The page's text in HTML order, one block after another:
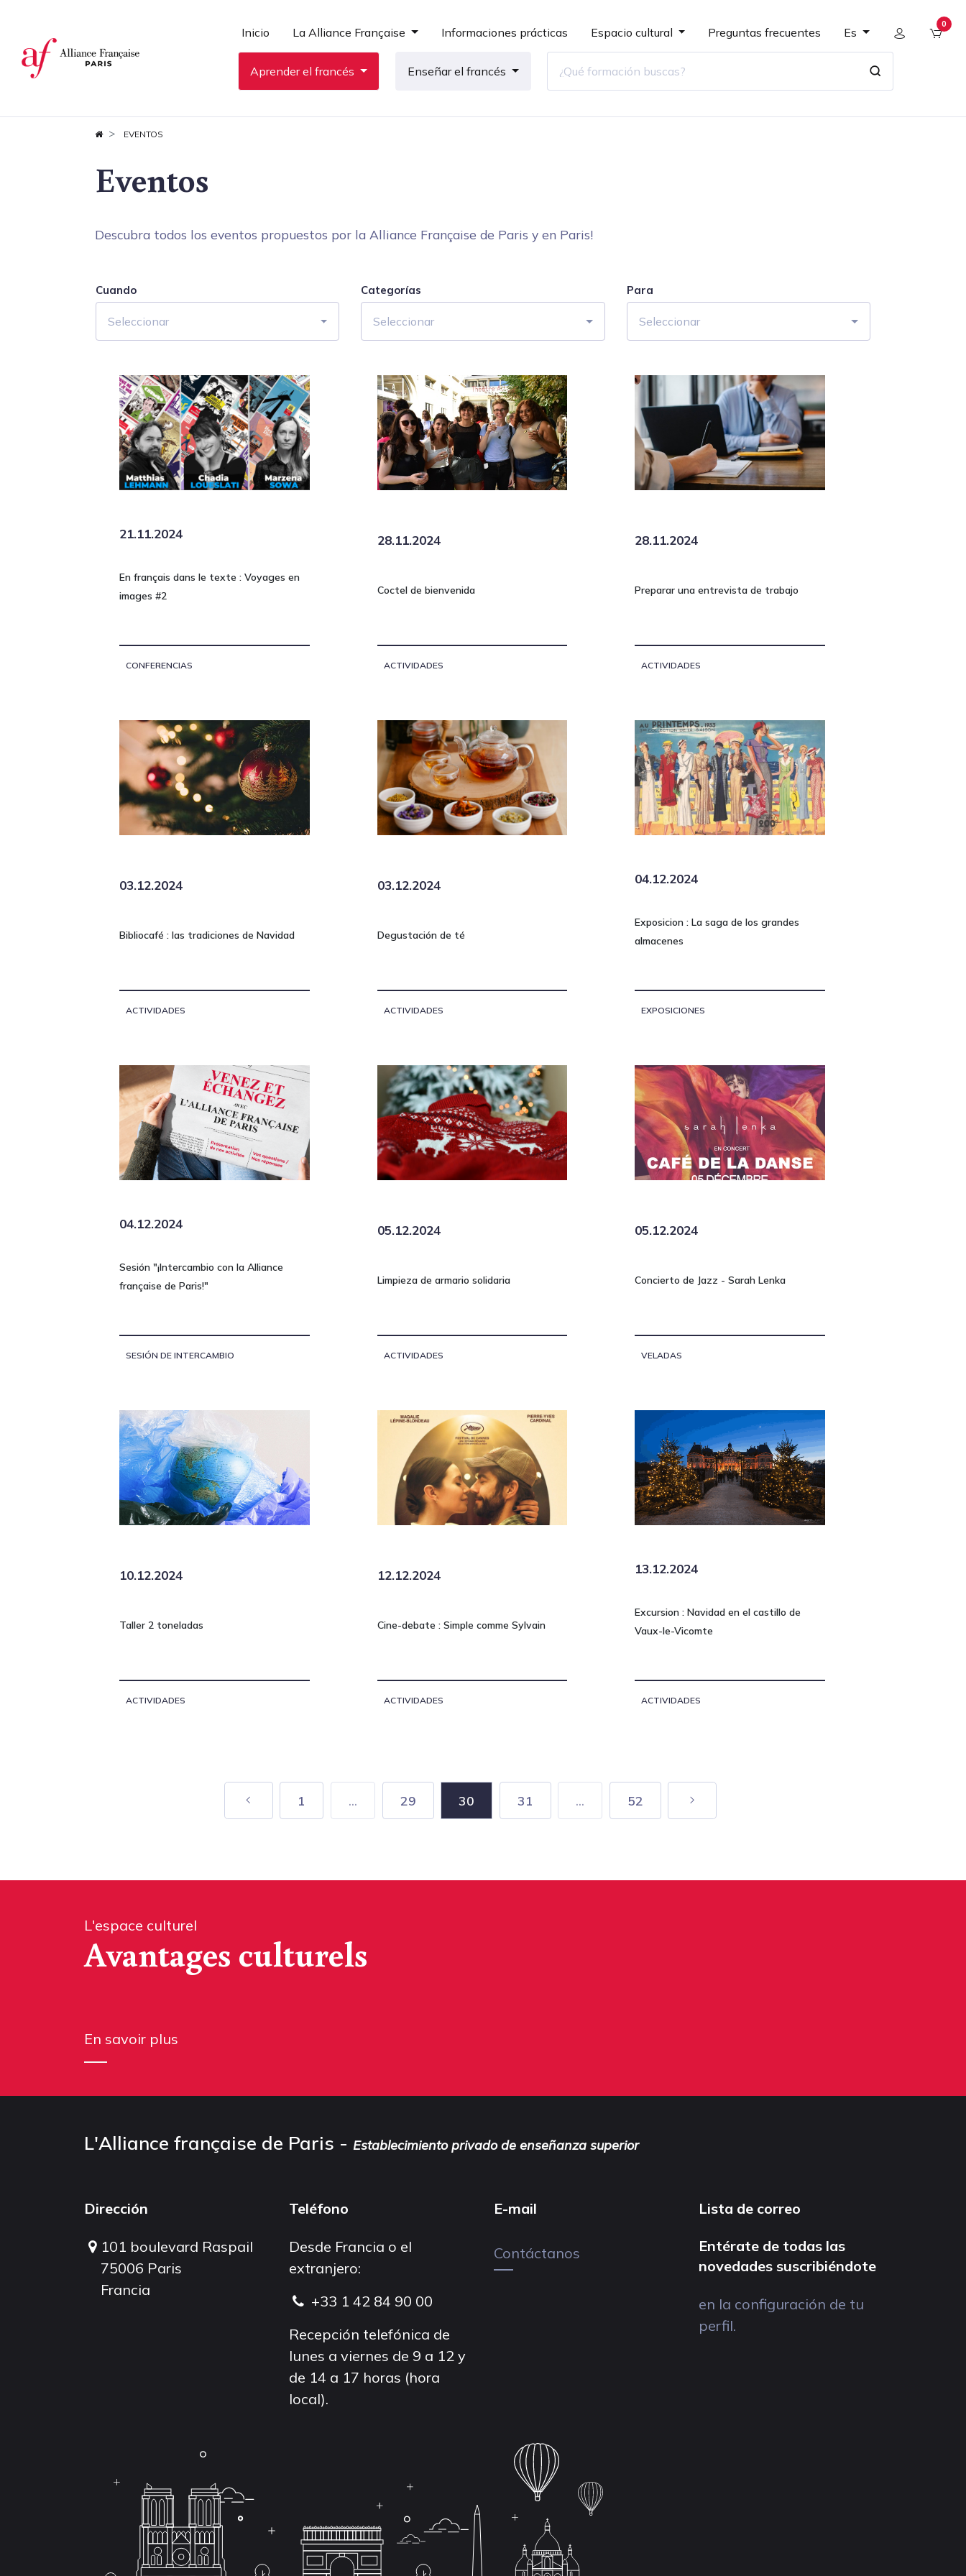
Inicio La Alliance Française Informaciones prácticas Espacio cultural Preguntas frecuentes Es
0
Aprender el francés Enseñar el francés
EVENTOS
Eventos
Descubra todos los eventos propuestos por la Alliance Française de Paris y en Paris!
Cuando
Seleccionar
Categorías
Seleccionar
Para
Seleccionar
21.11.2024
En français dans le texte : Voyages en
images #2
CONFERENCIAS
28.11.2024
Coctel de bienvenida
ACTIVIDADES
28.11.2024
Preparar una entrevista de trabajo
ACTIVIDADES
03.12.2024
Bibliocafé : las tradiciones de Navidad
ACTIVIDADES
03.12.2024
Degustación de té
ACTIVIDADES
04.12.2024
Exposicion : La saga de los grandes
almacenes
EXPOSICIONES
04.12.2024
Sesión "¡Intercambio con la Alliance
française de Paris!"
SESIÓN DE INTERCAMBIO
05.12.2024
Limpieza de armario solidaria
ACTIVIDADES
05.12.2024
Concierto de Jazz - Sarah Lenka
VELADAS
10.12.2024
Taller 2 toneladas
ACTIVIDADES
12.12.2024
Cine-debate : Simple comme Sylvain
ACTIVIDADES
13.12.2024
Excursion : Navidad en el castillo de
Vaux-le-Vicomte
ACTIVIDADES
1 ... 29 30 31 ... 52
L'espace culturel
Avantages culturels
En savoir plus
L'Alliance française de Paris - Establecimiento privado de enseñanza superior
Dirección
101 boulevard Raspail
75006 Paris
Francia
Teléfono
Desde Francia o el
extranjero:
+33 1 42 84 90 00
Recepción telefónica de
lunes a viernes de 9 a 12 y
de 14 a 17 horas (hora
local).
E-mail
Contáctanos
Lista de correo
Entérate de todas las
novedades suscribiéndote
en la configuración de tu
perfil.